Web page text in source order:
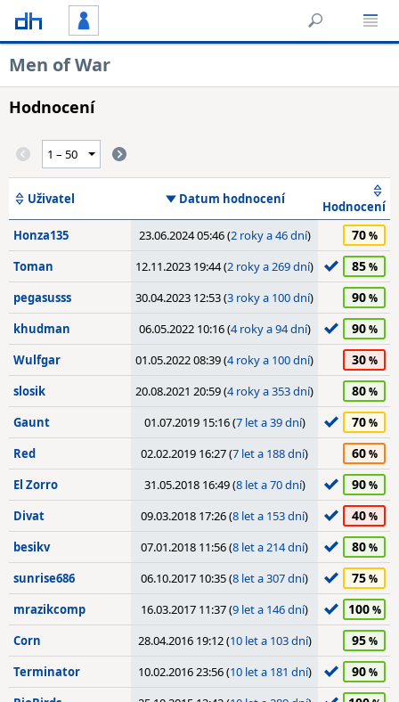
Men of War
Hodnocení
Uživatel Datum hodnocení
Hodnocení
Honza135
23.06.2024 05:46 (2 roky a 46 dní) 70
Toman 12.11.2023 19:44 (2 roky a 269 dní) 85
pegasusss 30.04.2023 12:53 (3 roky a 100 dní) 90
khudman 06.05.2022 10:16 (4 roky a 94 dní) 90
Wulfgar 01.05.2022 08:39 (4 roky a 100 dní) 30
slosik 20.08.2021 20:59 (4 roky a 353 dní) 80
Gaunt 01.07.2019 15:16 (7 let a 39 dní) 70
Red 02.02.2019 16:27 (7 let a 188 dní) 60
El Zorro 31.05.2018 16:49 (8 let a 70 dní) 90
Divat 09.03.2018 17:26 (8 let a 153 dní) 40
besikv 07.01.2018 11:56 (8 let a 214 dní) 80
sunrise686 06.10.2017 10:35 (8 let a 307 dní) 75
mrazikcomp 16.03.2017 11:37 (9 let a 146 dní) 100
Corn 28.04.2016 19:12 (10 let a 103 dní) 95
Terminator 10.02.2016 23:56 (10 let a 181 dní) 90